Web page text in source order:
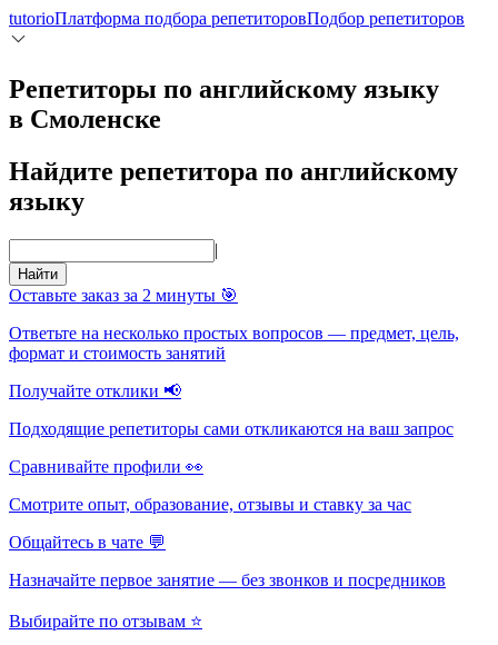
tutorioПлатформа подбора репетиторовПодбор репетиторов
Репетиторы по английскому языку
в Смоленске
Найдите репетитора по английскому
языку
|
Найти
Оставьте заказ за 2 минуты 🎯
Ответьте на несколько простых вопросов — предмет, цель,
формат и стоимость занятий
Получайте отклики 📢
Подходящие репетиторы сами откликаются на ваш запрос
Сравнивайте профили 👀
Смотрите опыт, образование, отзывы и ставку за час
Общайтесь в чате 💬
Назначайте первое занятие — без звонков и посредников
Выбирайте по отзывам ⭐